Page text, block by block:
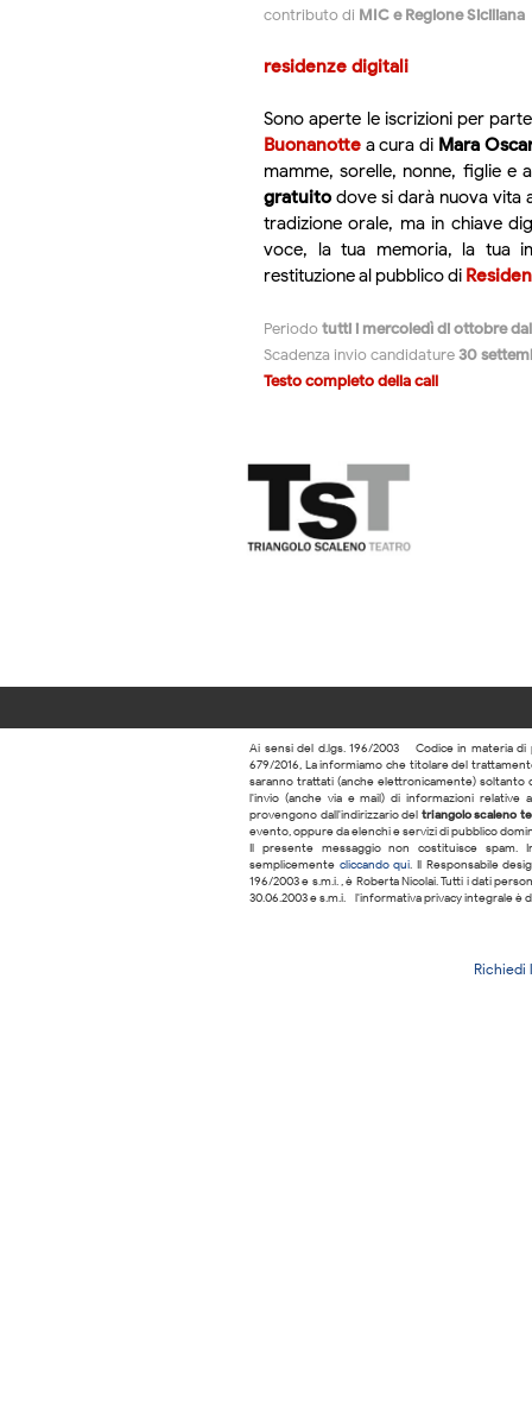
contributo di MIC e Regione Siciliana
residenze digitali
Sono aperte le iscrizioni per
Buonanotte a cura di Mara
mamme, sorelle, nonne, figlie e
gratuitodove si darà nuova vita
tradizione orale, ma in chiave
voce, la tua memoria, la tua
restituzione al pubblico di
Periodotutti i mercoledì di ottobre
Scadenza invio candidature30
Testo completo della call
Ai sensi del d.lgs. 196/2003 – Codice in materia
679/2016, La informiamo che titolare del
saranno trattati (anche elettronicamente) soltanto
l'invio (anche via e-mail) di informazioni relative
provengono dall'indirizzario del triangolo scaleno
evento, oppure da elenchi e servizi di pubblico
Il presente messaggio non costituisce spam.
semplicemente cliccando qui. Il Responsabile
196/2003 e s.m.i. , è Roberta Nicolai. Tutti i dati
30.06.2003 e s.m.i. - l'informativa privacy integrale è
Richiedi